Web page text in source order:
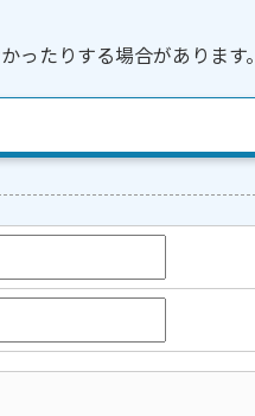
ったりする場合があります。